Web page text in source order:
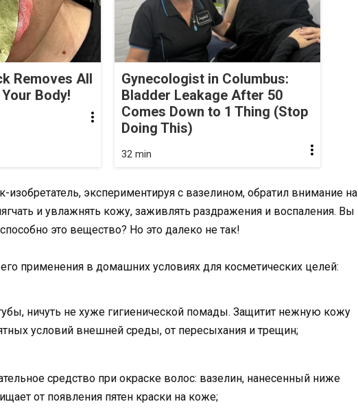
Removes All
Body!
Gynecologist in Columbus:
Bladder Leakage After 50
Comes Down to 1 Thing (Stop
Doing This)
32 min
изобретатель, экспериментируя с вазелином, обратил внимание на
и увлажнять кожу, заживлять раздражения и воспаления. Вы
это вещество? Но это далеко не так!
применения в домашних условиях для косметических целей:
ничуть не хуже гигиенической помады. Защитит нежную кожу
условий внешней среды, от пересыхания и трещин;
средство при окраске волос: вазелин, нанесенный ниже
от появления пятен краски на коже;